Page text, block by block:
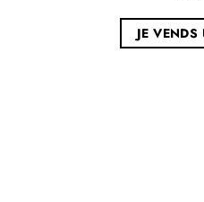
JE VENDS